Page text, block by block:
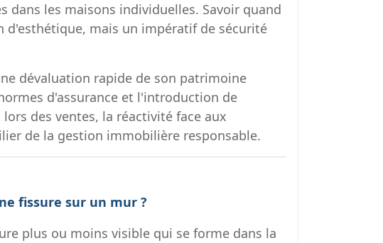
dans les maisons individuelles. Savoir quand
d'esthétique, mais un impératif de sécurité
dévaluation rapide de son patrimoine
d'assurance et l'introduction de
des ventes, la réactivité face aux
de la gestion immobilière responsable.
fissure sur un mur ?
plus ou moins visible qui se forme dans la